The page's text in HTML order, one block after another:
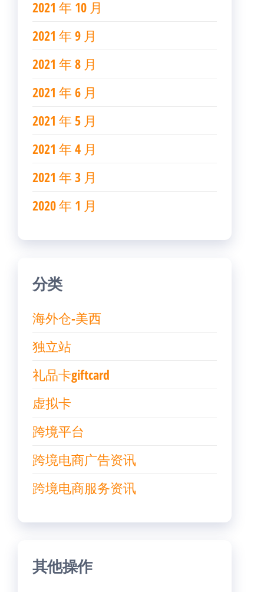
2021 年 10 月
2021 年 9 月
2021 年 8 月
2021 年 6 月
2021 年 5 月
2021 年 4 月
2021 年 3 月
2020 年 1 月
分类
海外仓-美西
独立站
礼品卡giftcard
虚拟卡
跨境平台
跨境电商广告资讯
跨境电商服务资讯
其他操作